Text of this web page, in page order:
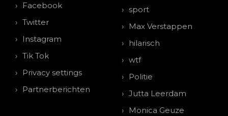
Facebook
Twitter
Instagram
Tik Tok
Privacy settings
Partnerberichten
sport
Max Verstappen
hilarisch
wtf
Politie
Jutta Leerdam
Monica Geuze